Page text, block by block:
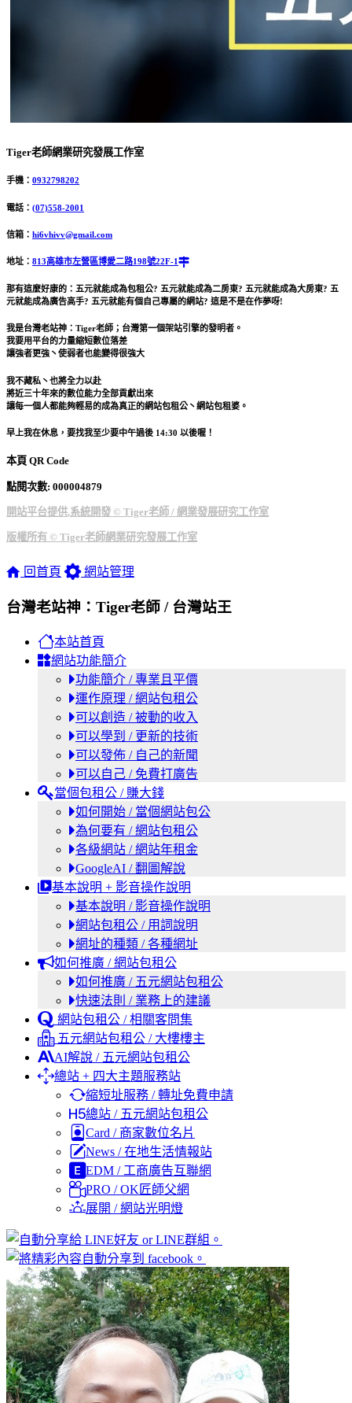
Tiger老師網業研究發展工作室
手機： 0932798202
電話： (07)558-2001
信箱： hi6vhivv@gmail.com
地址： 813高雄市左營區博愛二路198號22F-1
那有這麼好康的：五元就能成為包租公? 五元就能成為二房東? 五元就能成為大房東? 五
元就能成為廣告高手? 五元就能有個自己專屬的網站? 這是不是在作夢呀!
我是台灣老站神：Tiger老師；台灣第一個架站引擎的發明者。
我要用平台的力量縮短數位落差
讓強者更強丶使弱者也能變得很強大
我不藏私丶也將全力以赴
將近三十年來的數位能力全部貢獻出來
讓每一個人都能夠輕易的成為真正的網站包租公丶網站包租婆。
早上我在休息，要找我至少要中午過後 14:30 以後喔！
本頁 QR Code
點閱次數: 000004879
開站平台提供,系統開發 © Tiger老師 / 網業發展研究工作室
版權所有 © Tiger老師網業研究發展工作室
回首頁 網站管理
台灣老站神：Tiger老師 / 台灣站王
本站首頁
網站功能簡介
功能簡介 / 專業且平價
運作原理 / 網站包租公
可以創造 / 被動的收入
可以學到 / 更新的技術
可以發佈 / 自己的新聞
可以自己 / 免費打廣告
當個包租公 / 賺大錢
如何開始 / 當個網站包公
為何要有 / 網站包租公
各級網站 / 網站年租金
GoogleAI / 翻圖解說
基本說明 + 影音操作說明
基本說明 / 影音操作說明
網站包租公 / 用詞說明
網址的種類 / 各種網址
如何推廣 / 網站包租公
如何推廣 / 五元網站包租公
快速法則 / 業務上的建議
網站包租公 / 相關客問集
五元網站包租公 / 大樓樓主
AI解說 / 五元網站包租公
總站 + 四大主題服務站
縮短址服務 / 轉址免費申請
總站 / 五元網站包租公
Card / 商家數位名片
News / 在地生活情報站
EDM / 工商廣告互聯網
PRO / OK匠師父網
展開 / 網站光明燈